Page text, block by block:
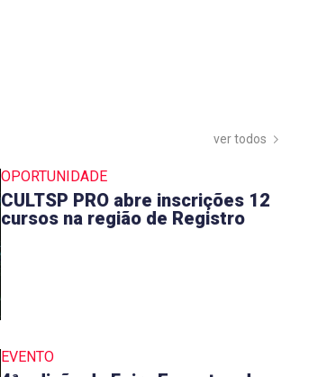
ver todos
OPORTUNIDADE
CULTSP PRO abre inscrições 12
cursos na região de Registro
EVENTO